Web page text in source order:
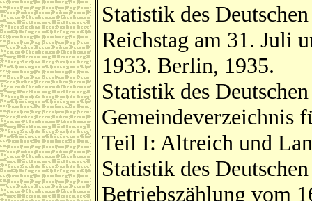
Statistik des
Reichstag am 31. Juli
1933. Berlin, 1935.
Statistik des
Gemeindeverzeichnis
Teil I: Altreich und
Statistik des
Betriebszählung vom